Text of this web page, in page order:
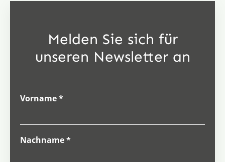
Melden Sie sich für
unseren Newsletter an
Vorname*
Nachname*